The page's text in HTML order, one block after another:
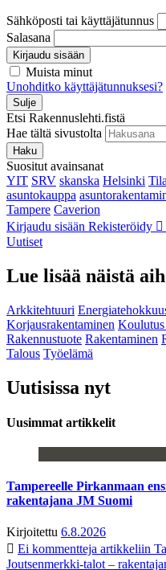
Sähköposti tai käyttäjätunnus
Salasana
Kirjaudu sisään
Muista minut
Unohditko käyttäjätunnuksesi?
Sulje
Etsi Rakennuslehti.fistä
Hae tältä sivustolta
Haku
Suositut avainsanat
YIT SRV skanska Helsinki
asuntokauppa
Tampere Caverion
Kirjaudu sisään Rekisteröidy
Uutiset
Lue lisää näistä
Arkkitehtuuri
Korjausrakentaminen
Rakennustuote Rakentaminen
Talous Työelämä
Uutisissa nyt
Uusimmat artikkelit
Tampereelle Pirkanmaan
rakentajana JM Suomi
Kirjoitettu 6.8.2026
Ei kommentteja artikkeliin
Joutsenmerkki-talot –